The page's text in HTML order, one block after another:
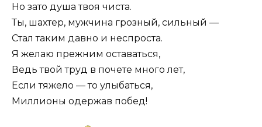
Но зато душа твоя чиста.
Ты, шахтер, мужчина грозный, сильный —
Стал таким давно и неспроста.
Я желаю прежним оставаться,
Ведь твой труд в почете много лет,
Если тяжело — то улыбаться,
Миллионы одержав побед!